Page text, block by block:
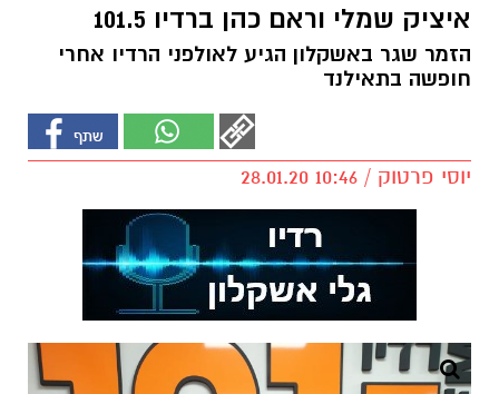
איציק שמלי וראם כהן ברדיו 101.5
הזמר שגר באשקלון הגיע לאולפני הרדיו אחרי
חופשה בתאילנד
יוסי פרטוק / 10:46 28.01.20